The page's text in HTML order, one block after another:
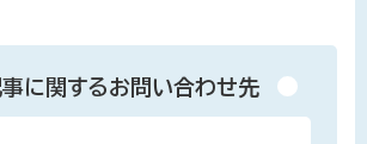
事に関するお問い合わせ先